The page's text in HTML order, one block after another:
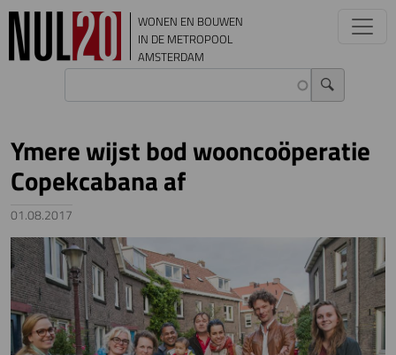
Overslaan en naar de inhoud gaan
WONEN EN BOUWEN
IN DE METROPOOL
AMSTERDAM
Ymere wijst bod wooncoöperatie
Copekcabana af
01.08.2017
Image